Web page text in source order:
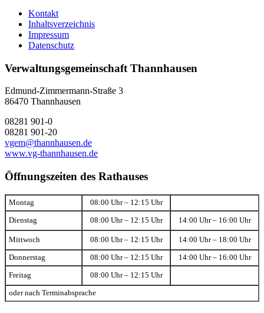
Kontakt
Inhaltsverzeichnis
Impressum
Datenschutz
Verwaltungsgemeinschaft Thannhausen
Edmund-Zimmermann-Straße 3
86470 Thannhausen
08281 901-0
08281 901-20
vgem@thannhausen.de
www.vg-thannhausen.de
Öffnungszeiten des Rathauses
Montag 08:00 Uhr – 12:15 Uhr
Dienstag 08:00 Uhr – 12:15 Uhr 14:00 Uhr – 16:00 Uhr
Mittwoch 08:00 Uhr – 12:15 Uhr 14:00 Uhr – 18:00 Uhr
Donnerstag 08:00 Uhr – 12:15 Uhr 14:00 Uhr – 16:00 Uhr
Freitag 08:00 Uhr – 12:15 Uhr
oder nach Terminabsprache